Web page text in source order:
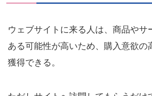
ウェブサイトに来る人は、商品やサ
ある可能性が高いため、購入意欲の
獲得できる。